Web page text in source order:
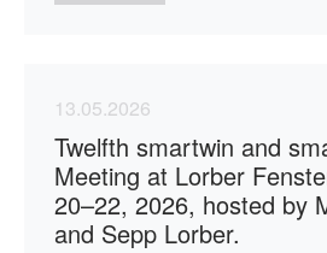
13.05.2026
Twelfth smartwin and
Meeting at Lorber
20–22, 2026, hosted by
and Sepp Lorber.